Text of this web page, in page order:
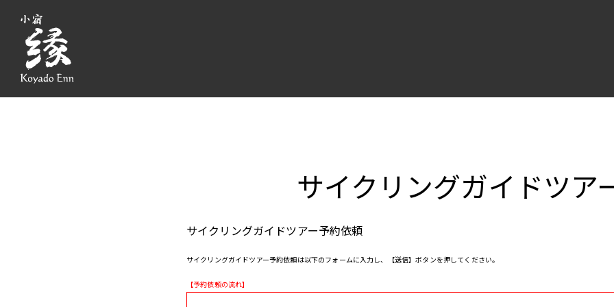
サイクリングガイドツア
サイクリングガイドツアー予約依頼
サイクリングガイドツアー予約依頼は以下のフォームに入力し、【送信】ボタンを押してください。
【予約依頼の流れ】